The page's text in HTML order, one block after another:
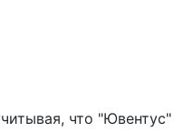
что "Ювентус"